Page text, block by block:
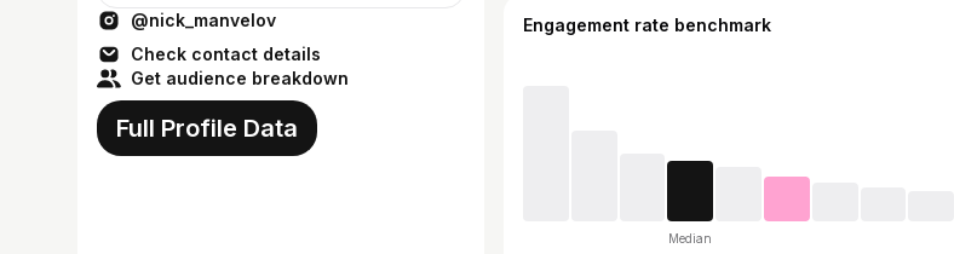
@nick_manvelov
Check contact details
Get audience breakdown
Full Profile Data
Engagement rate benchmark
Median